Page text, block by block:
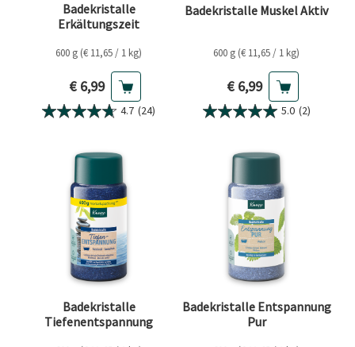
Badekristalle
Erkältungszeit
600 g (€ 11,65 / 1 kg)
Aktueller Preis
€ 6,99
4.7 (24)
Badekristalle Muskel Aktiv
600 g (€ 11,65 / 1 kg)
Aktueller Preis
€ 6,99
5.0 (2)
Badekristalle
Tiefenentspannung
Badekristalle Entspannung
Pur